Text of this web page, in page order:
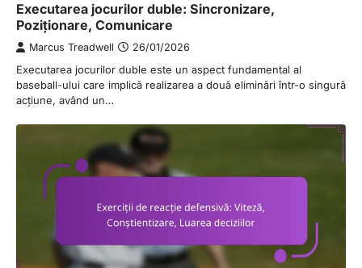
Executarea jocurilor duble: Sincronizare,
Poziționare, Comunicare
Marcus Treadwell 26/01/2026
Executarea jocurilor duble este un aspect fundamental al
baseball-ului care implică realizarea a două eliminări într-o singură
acțiune, având un…